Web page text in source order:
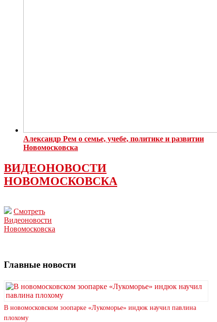
Александр Рем о семье, учебе, политике и развитии
Новомосковска
ВИДЕОНОВОСТИ
НОВОМОСКОВСКА
Смотреть
Видеоновости
Новомосковска
Главные новости
В новомосковском зоопарке «Лукоморье» индюк научил павлина
плохому